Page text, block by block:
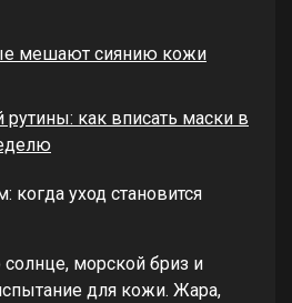
мешают сиянию кожи
как вписать маски в
уход становится
солнце, морской бриз и
для кожи. Жара,